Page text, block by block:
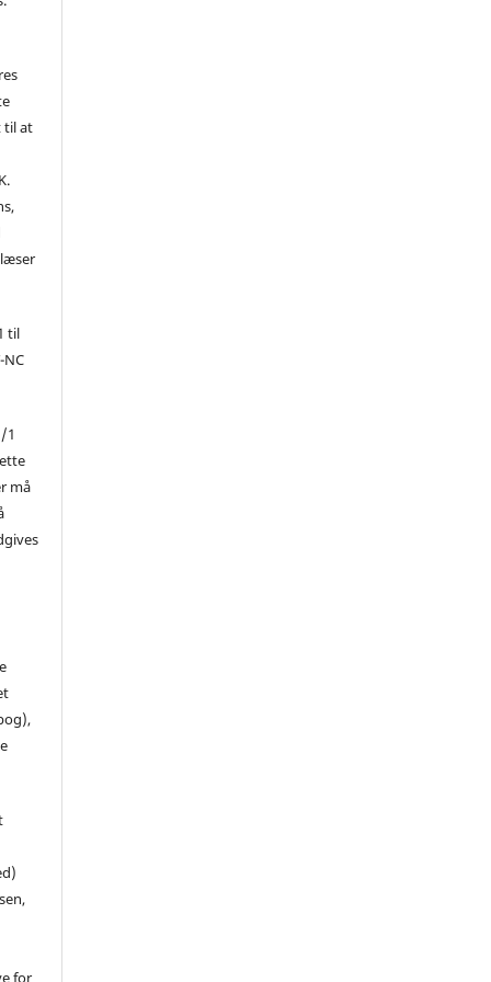
til at
til
NC
1
må
for